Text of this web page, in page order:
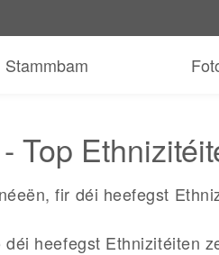
Stammbam
Top
fir déi heefegst
déi heefegst Ethnizitéiten